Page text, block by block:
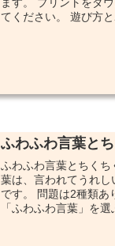
てください。 遊び方と
ふわふわ言葉と
ふわふわ言葉とちく
葉は、言われてうれ
です。 問題は2種類あ
「ふわふわ言葉」を選